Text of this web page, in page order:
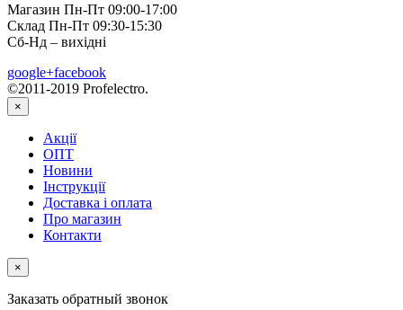
Магазин Пн-Пт 09:00-17:00
Склад Пн-Пт 09:30-15:30
Сб-Нд – вихідні
google+facebook
©2011-2019 Profelectro.
×
Акції
ОПТ
Новини
Інструкції
Доставка і оплата
Про магазин
Контакти
×
Заказать обратный звонок